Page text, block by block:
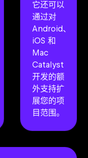
它还可以
通过对
Android、
iOS 和
Mac
Catalyst
开发的额
外支持扩
展您的项
目范围。